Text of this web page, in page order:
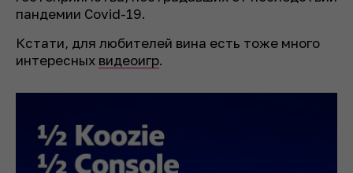
пандемии Covid-19.
Кстати, для любителей вина есть тоже много
интересных видеоигр.